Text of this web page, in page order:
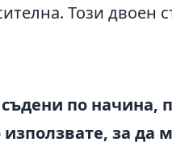
Този двоен
по начина,
за да